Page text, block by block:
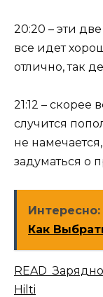
20:20 – эти
все идет
отлично, так
21:12 – скорее
случится
не намечается,
задуматься о
Интересно:
Как
READ
Hilti